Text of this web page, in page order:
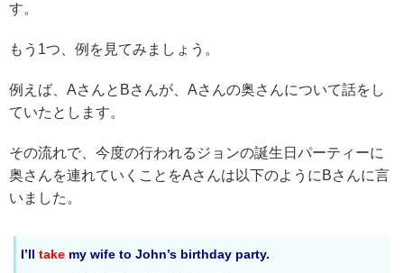
す。
もう1つ、例を見てみましょう。
例えば、AさんとBさんが、Aさんの奥さんについて話をし
ていたとします。
その流れで、今度の行われるジョンの誕生日パーティーに
奥さんを連れていくことをAさんは以下のようにBさんに言
いました。
I’ll take my wife to John’s birthday party.